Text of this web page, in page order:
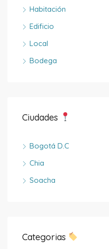
Habitación
Edificio
Local
Bodega
Ciudades
Bogotá D.C
Chia
Soacha
Categorias